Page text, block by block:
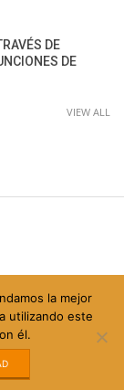
DE
DE
VIEW ALL
la mejor
utilizando este
él.